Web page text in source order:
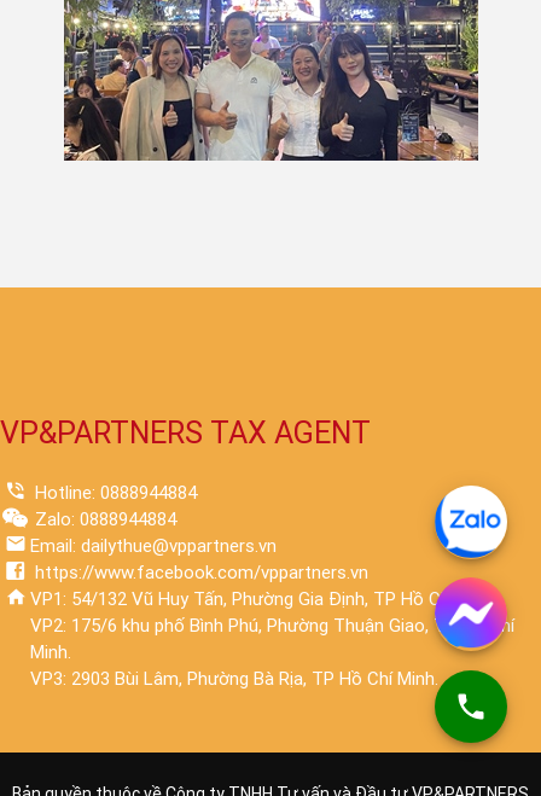
VP&PARTNERS TAX AGENT
Hotline: 0888944884
Zalo: 0888944884
Email: dailythue@vppartners.vn
https://www.facebook.com/vppartners.vn
VP1: 54/132 Vũ Huy Tấn, Phường Gia Định, TP Hồ Chí Minh.
VP2: 175/6 khu phố Bình Phú, Phường Thuận Giao, TP Hồ Chí
Minh.
VP3: 2903 Bùi Lâm, Phường Bà Rịa, TP Hồ Chí Minh.